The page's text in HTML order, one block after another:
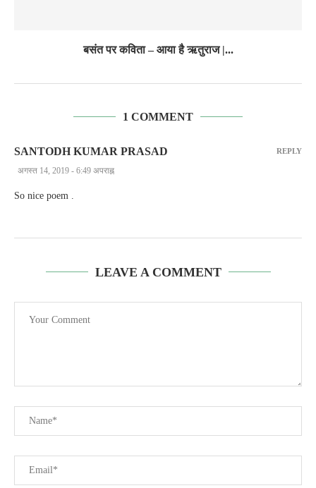
बसंत पर कविता – आया है ऋतुराज |...
1 COMMENT
SANTODH KUMAR PRASAD
अगस्त 14, 2019 - 6:49 अपराह्न
So nice poem .
REPLY
LEAVE A COMMENT